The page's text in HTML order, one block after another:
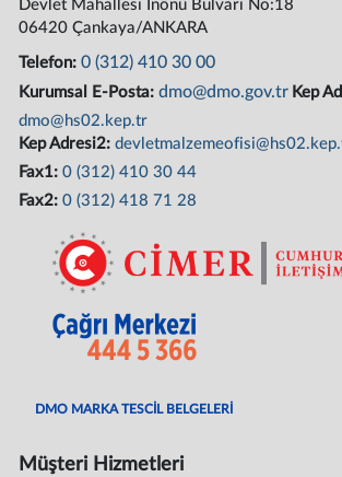
Devlet Mahallesi İnönü Bulvarı No:18
06420 Çankaya/ANKARA
Telefon:0 (312) 410 30 00
Kurumsal E-Posta:dmo@dmo.gov.tr Kep
dmo@hs02.kep.tr
Kep Adresi2:
Fax1:0 (312) 410 30 44
Fax2:0 (312) 418 71 28
DMO MARKA TESCİL BELGELERİ
Müşteri Hizmetleri